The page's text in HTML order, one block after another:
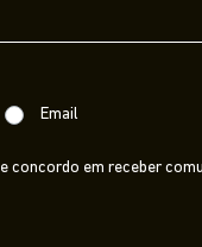
Email
e concordo em receber